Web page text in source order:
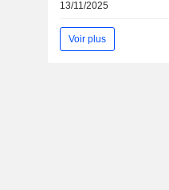
13/11/2025
Voir plus